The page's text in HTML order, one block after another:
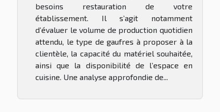
besoins restauration de votre
établissement. Il s’agit notamment
d’évaluer le volume de production quotidien
attendu, le type de gaufres à proposer à la
clientèle, la capacité du matériel souhaitée,
ainsi que la disponibilité de l’espace en
cuisine. Une analyse approfondie de...